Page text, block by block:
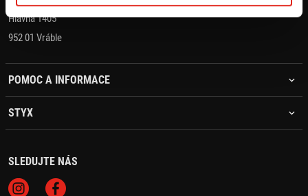
Hlavná 1405
952 01 Vráble
POMOC A INFORMACE
STYX
SLEDUJTE NÁS